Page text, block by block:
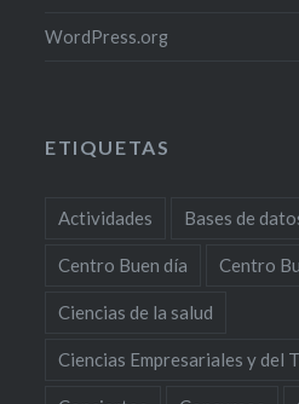
WordPress.org
ETIQUETAS
Actividades Bases de
Centro Buen día Centro
Ciencias de la salud
Ciencias Empresariales y del